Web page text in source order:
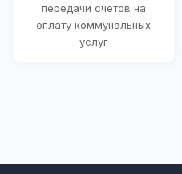
передачи счетов на
оплату коммунальных
услуг